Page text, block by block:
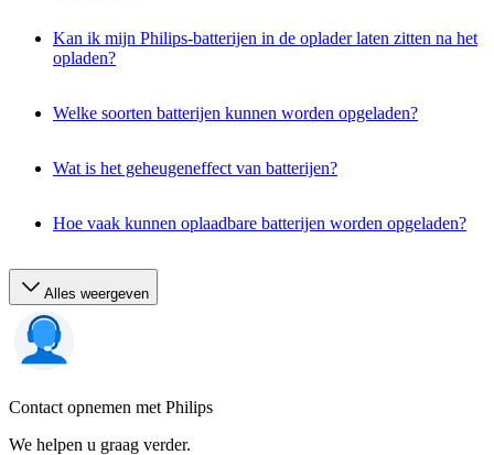
Kan ik mijn Philips-batterijen in de oplader laten zitten na het
opladen?
Welke soorten batterijen kunnen worden opgeladen?
Wat is het geheugeneffect van batterijen?
Hoe vaak kunnen oplaadbare batterijen worden opgeladen?
Alles weergeven
Contact opnemen met Philips
We helpen u graag verder.